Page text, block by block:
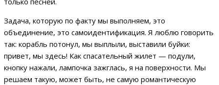
Задача, которую по факту мы выполняем, это
объединение, это самоидентификация. Я люблю говорить
так: корабль потонул, мы выплыли, выставили буйки:
привет, мы здесь! Как спасательный жилет — подули,
кнопку нажали, лампочка зажглась, я на поверхности. Мы
решаем такую, может быть, не самую романтическую